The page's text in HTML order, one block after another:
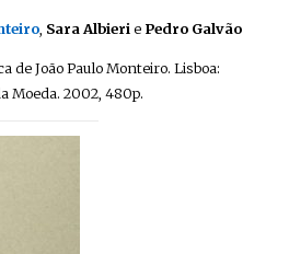
, Sara Albierie Pedro Galvão
de João Paulo Monteiro. Lisboa:
Moeda. 2002, 480p.